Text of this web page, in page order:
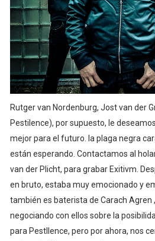
Rutger van Nordenburg, Jost van der
Pestilence), por supuesto, le
mejor para el futuro. la plaga negra
están esperando. Contactamos al
van der Plicht, para grabar Exitivm.
en bruto, estaba muy emocionado y
también es baterista de Carach Agren
negociando con ellos sobre la
para Pestllence, pero por ahora, nos